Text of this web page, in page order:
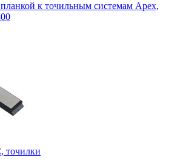
к точильным системам Apex,
точилки